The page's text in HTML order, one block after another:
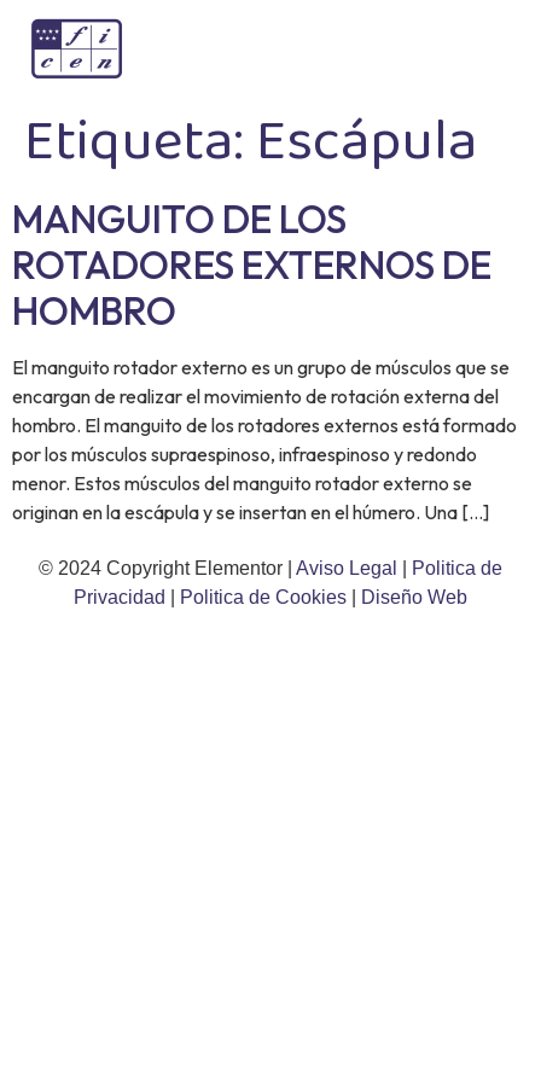
Etiqueta: Escápula
MANGUITO DE LOS
ROTADORES EXTERNOS DE
HOMBRO
El manguito rotador externo es un grupo de músculos que se
encargan de realizar el movimiento de rotación externa del
hombro. El manguito de los rotadores externos está formado
por los músculos supraespinoso, infraespinoso y redondo
menor. Estos músculos del manguito rotador externo se
originan en la escápula y se insertan en el húmero. Una […]
© 2024 Copyright Elementor | Aviso Legal
Politica de
Privacidad
Politica de Cookies Diseño Web